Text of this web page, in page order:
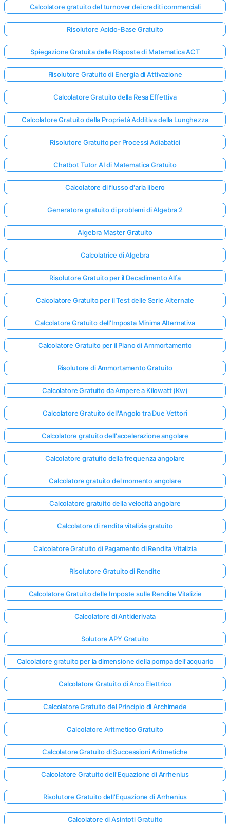
Calcolatore gratuito del turnover dei crediti commerciali
Risolutore Acido-Base Gratuito
Spiegazione Gratuita delle Risposte di Matematica ACT
Risolutore Gratuito di Energia di Attivazione
Calcolatore Gratuito della Resa Effettiva
Calcolatore Gratuito della Proprietà Additiva della Lunghezza
Risolutore Gratuito per Processi Adiabatici
Chatbot Tutor AI di Matematica Gratuito
Calcolatore di flusso d'aria libero
Generatore gratuito di problemi di Algebra 2
Algebra Master Gratuito
Calcolatrice di Algebra
Risolutore Gratuito per il Decadimento Alfa
Calcolatore Gratuito per il Test delle Serie Alternate
Calcolatore Gratuito dell'Imposta Minima Alternativa
Calcolatore Gratuito per il Piano di Ammortamento
Risolutore di Ammortamento Gratuito
Calcolatore Gratuito da Ampere a Kilowatt (Kw)
Calcolatore Gratuito dell'Angolo tra Due Vettori
Calcolatore gratuito dell'accelerazione angolare
Calcolatore gratuito della frequenza angolare
Calcolatore gratuito del momento angolare
Calcolatore gratuito della velocità angolare
Calcolatore di rendita vitalizia gratuito
Calcolatore Gratuito di Pagamento di Rendita Vitalizia
Risolutore Gratuito di Rendite
Calcolatore Gratuito delle Imposte sulle Rendite Vitalizie
Calcolatore di Antiderivata
Solutore APY Gratuito
Calcolatore gratuito per la dimensione della pompa dell'acquario
Calcolatore Gratuito di Arco Elettrico
Calcolatore Gratuito del Principio di Archimede
Calcolatore Aritmetico Gratuito
Calcolatore Gratuito di Successioni Aritmetiche
Calcolatore Gratuito dell'Equazione di Arrhenius
Risolutore Gratuito dell'Equazione di Arrhenius
Calcolatore di Asintoti Gratuito